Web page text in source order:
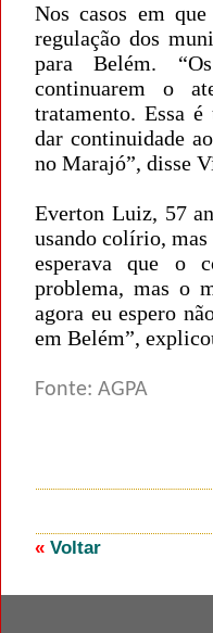
Nos casos em
regulação dos
para Belém.
continuarem o
tratamento. Essa
dar continuidade
no Marajó”, disse
Everton Luiz, 57
usando colírio, mas
esperava que o
problema, mas o
agora eu espero
em Belém”,
Fonte: AGPA
« Voltar